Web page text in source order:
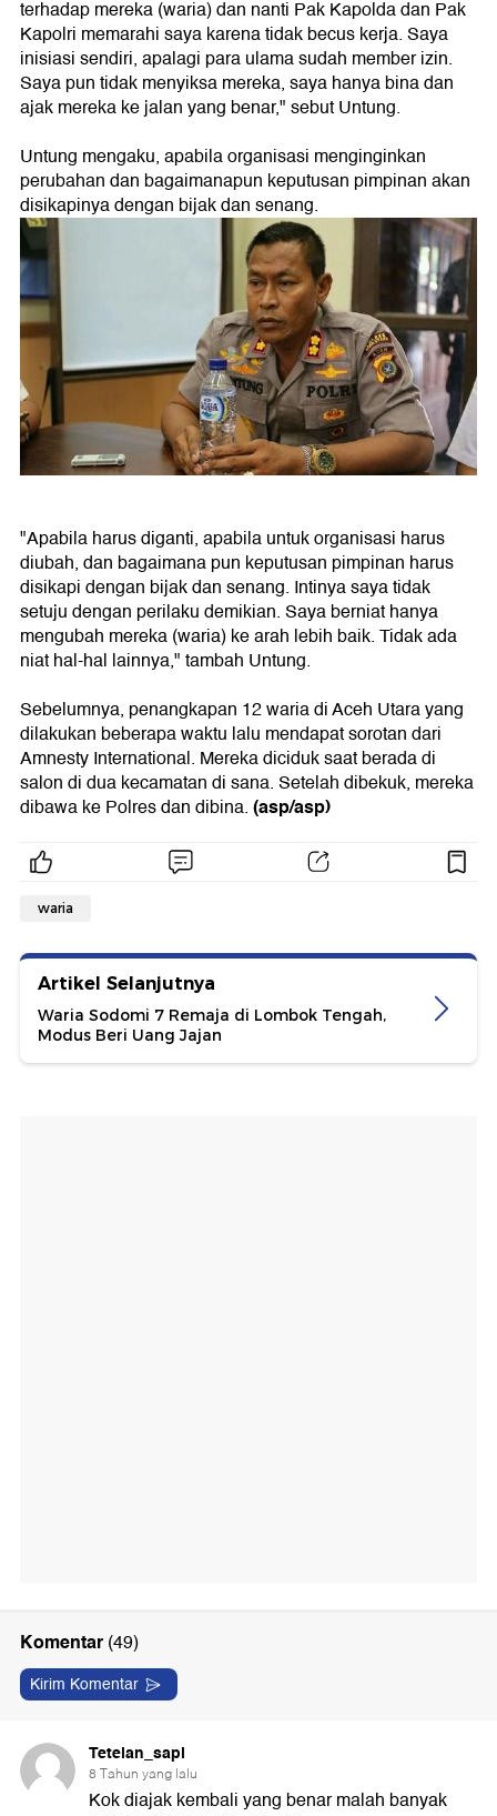
terhadap mereka (waria) dan nanti Pak Kapolda dan Pak
Kapolri memarahi saya karena tidak becus kerja. Saya
inisiasi sendiri, apalagi para ulama sudah member izin.
Saya pun tidak menyiksa mereka, saya hanya bina dan
ajak mereka ke jalan yang benar," sebut Untung.
Untung mengaku, apabila organisasi menginginkan
perubahan dan bagaimanapun keputusan pimpinan akan
disikapinya dengan bijak dan senang.
"Apabila harus diganti, apabila untuk organisasi harus
diubah, dan bagaimana pun keputusan pimpinan harus
disikapi dengan bijak dan senang. Intinya saya tidak
setuju dengan perilaku demikian. Saya berniat hanya
mengubah mereka (waria) ke arah lebih baik. Tidak ada
niat hal-hal lainnya," tambah Untung.
Sebelumnya, penangkapan 12 waria di Aceh Utara yang
dilakukan beberapa waktu lalu mendapat sorotan dari
Amnesty International. Mereka diciduk saat berada di
salon di dua kecamatan di sana. Setelah dibekuk, mereka
dibawa ke Polres dan dibina.(asp/asp)
waria
Artikel Selanjutnya
Waria Sodomi 7 Remaja di Lombok Tengah,
Modus Beri Uang Jajan